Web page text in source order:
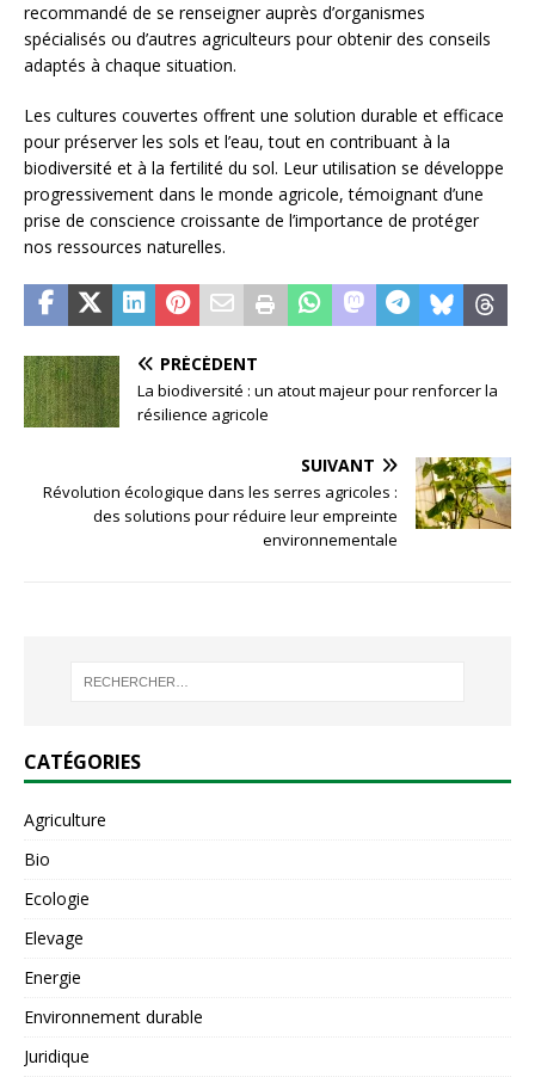
recommandé de se renseigner auprès d’organismes
spécialisés ou d’autres agriculteurs pour obtenir des conseils
adaptés à chaque situation.
Les cultures couvertes offrent une solution durable et efficace
pour préserver les sols et l’eau, tout en contribuant à la
biodiversité et à la fertilité du sol. Leur utilisation se développe
progressivement dans le monde agricole, témoignant d’une
prise de conscience croissante de l’importance de protéger
nos ressources naturelles.
PRÉCÉDENT
La biodiversité : un atout majeur pour renforcer la
résilience agricole
SUIVANT
Révolution écologique dans les serres agricoles :
des solutions pour réduire leur empreinte
environnementale
CATÉGORIES
Agriculture
Bio
Ecologie
Elevage
Energie
Environnement durable
Juridique